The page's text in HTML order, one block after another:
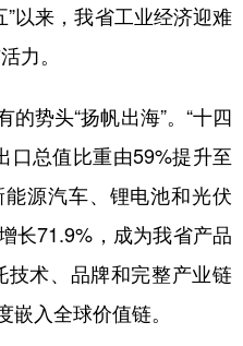
以来，我省工业经济迎难
力。
势头“扬帆出海”。“十四
口总值比重由59%提升至
源汽车、锂电池和光伏
长71.9%，成为我省产品
术、品牌和完整产业链
嵌入全球价值链。